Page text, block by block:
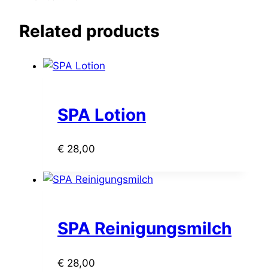
Related products
SPA Lotion
€ 28,00
SPA Reinigungsmilch
€ 28,00